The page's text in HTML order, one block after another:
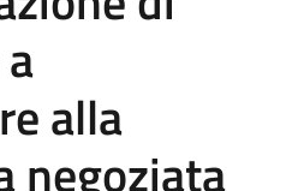
alla
negoziata